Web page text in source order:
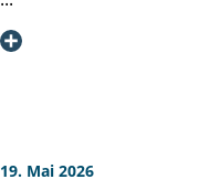
19. Mai 2026